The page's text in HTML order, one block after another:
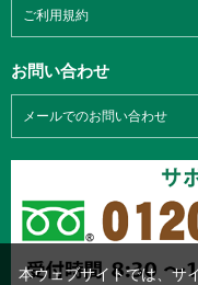
ご利用規約
お問い合わせ
メールでのお問い合わせ
本ウェブサイトでは、サ